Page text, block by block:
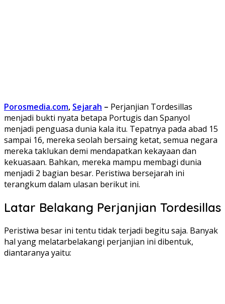
Porosmedia.com, Sejarah – Perjanjian Tordesillas
menjadi bukti nyata betapa Portugis dan Spanyol
menjadi penguasa dunia kala itu. Tepatnya pada abad 15
sampai 16, mereka seolah bersaing ketat, semua negara
mereka taklukan demi mendapatkan kekayaan dan
kekuasaan. Bahkan, mereka mampu membagi dunia
menjadi 2 bagian besar. Peristiwa bersejarah ini
terangkum dalam ulasan berikut ini.
Latar Belakang Perjanjian Tordesillas
Peristiwa besar ini tentu tidak terjadi begitu saja. Banyak
hal yang melatarbelakangi perjanjian ini dibentuk,
diantaranya yaitu: